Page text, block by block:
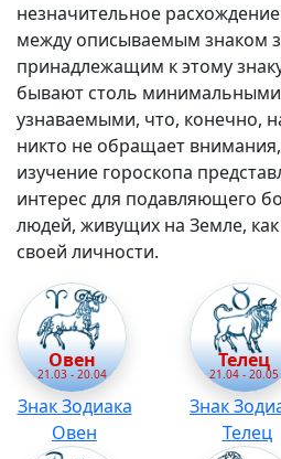
незначительное
между описываемым знаком
принадлежащим к этому
бывают столь
узнаваемыми, что, конечно,
никто не обращает внимания,
изучение гороскопа
интерес для подавляющего
людей, живущих на Земле,
своей личности.
Овен
21.03 - 20.04
Знак Зодиака
Овен
Телец
21.04 - 20.05
Знак
Телец